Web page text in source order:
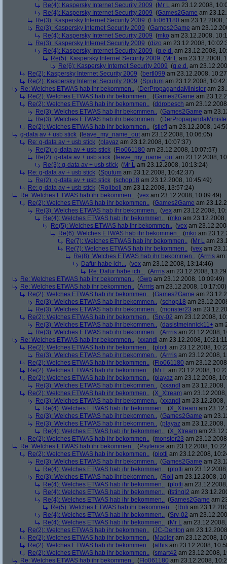
Re(4): Kaspersky Internet Security 2009 (Mr L am 23.12.2008,
Re(4): Kaspersky Internet Security 2009 (Games2Game am
Re(3): Kaspersky Internet Security 2009 (Flo061180 am 23.12.2008,
Re(3): Kaspersky Internet Security 2009 (Games2Game am
Re(4): Kaspersky Internet Security 2009 (mko am 23.12.2008,
Re(3): Kaspersky Internet Security 2009 (dizo am 23.12.2008,
Re(4): Kaspersky Internet Security 2009 (q.e.d. am 23.12.2008,
Re(5): Kaspersky Internet Security 2009 (Mr L am 23.12.2008,
Re(6): Kaspersky Internet Security 2009 (q.e.d. am
Re(2): Kaspersky Internet Security 2009 (bertl099 am 23.12.2008,
Re(2): Kaspersky Internet Security 2009 (Sputum am 23.12.2008,
Re: Welches ETWAS hab ihr bekommen.. (DerPropagandaMinister am
Re(2): Welches ETWAS hab ihr bekommen.. (Games2Game am
Re(2): Welches ETWAS hab ihr bekommen.. (ddrobesch am
Re(3): Welches ETWAS hab ihr bekommen.. (Games2Game am
Re(3): Welches ETWAS hab ihr bekommen.. (
Re(2): Welches ETWAS hab ihr bekommen.. (stiefl am 23.12.2008,
g-data av + usb stick ( leave_my_name_out am 23.12.2008, 10:06:05)
Re: g-data av + usb stick (playaz am 23.12.2008, 10:07:37)
Re(2): g-data av + usb stick (Flo061180 am 23.12.2008, 10:07:57)
Re(2): g-data av + usb stick ( leave_my_name_out am 23.12.2008,
Re(3): g-data av + usb stick (Mr L am 23.12.2008, 10:13:24)
Re: g-data av + usb stick (Sputum am 23.12.2008, 10:42:37)
Re(2): g-data av + usb stick (schop18 am 23.12.2008, 10:45:49)
Re: g-data av + usb stick (Roliboli am 23.12.2008, 13:57:24)
Re: Welches ETWAS hab ihr bekommen.. (vex am 23.12.2008, 10:09:49)
Re(2): Welches ETWAS hab ihr bekommen.. (Games2Game am
Re(3): Welches ETWAS hab ihr bekommen.. (vex am 23.12.2008,
Re(4): Welches ETWAS hab ihr bekommen.. (mko am
Re(5): Welches ETWAS hab ihr bekommen.. (vex am
Re(6): Welches ETWAS hab ihr bekommen.. (mko am
Re(7): Welches ETWAS hab ihr bekommen.. (Mr L am
Re(7): Welches ETWAS hab ihr bekommen.. (vex am
Re(8): Welches ETWAS hab ihr bekommen.. (Arrris am
Dafür habe ich... (vex am 23.12.2008, 13:14:46)
Re: Dafür habe ich... (Arrris am 23.12.2008,
Re: Welches ETWAS hab ihr bekommen.. (Gwp am 23.12.2008, 10:09:49)
Re: Welches ETWAS hab ihr bekommen.. (Arrris am 23.12.2008, 10:17:00)
Re(2): Welches ETWAS hab ihr bekommen.. (Games2Game am
Re(3): Welches ETWAS hab ihr bekommen.. (schop18 am
Re(3): Welches ETWAS hab ihr bekommen.. (monster23 am
Re(2): Welches ETWAS hab ihr bekommen.. (Srv-02 am 23.12.2008,
Re(3): Welches ETWAS hab ihr bekommen.. (dasistmeinnick11+ am
Re(3): Welches ETWAS hab ihr bekommen.. (Arrris am 23.12.2008,
Re: Welches ETWAS hab ihr bekommen.. (xxandl am 23.12.2008,
Re(2): Welches ETWAS hab ihr bekommen.. (plotti am 23.12.2008,
Re(3): Welches ETWAS hab ihr bekommen.. (Arrris am 23.12.2008,
Re(2): Welches ETWAS hab ihr bekommen.. (Flo061180 am
Re(2): Welches ETWAS hab ihr bekommen.. (Mr L am 23.12.2008,
Re(2): Welches ETWAS hab ihr bekommen.. (playaz am 23.12.2008,
Re(3): Welches ETWAS hab ihr bekommen.. (xxandl am 23.12.2008,
Re(2): Welches ETWAS hab ihr bekommen.. (X_Xtream am
Re(3): Welches ETWAS hab ihr bekommen.. (xxandl am 23.12.2008,
Re(4): Welches ETWAS hab ihr bekommen.. (X_Xtream am
Re(3): Welches ETWAS hab ihr bekommen.. (Games2Game am
Re(3): Welches ETWAS hab ihr bekommen.. (playaz am 23.12.2008,
Re(4): Welches ETWAS hab ihr bekommen.. (X_Xtream am
Re(2): Welches ETWAS hab ihr bekommen.. (monster23 am
Re: Welches ETWAS hab ihr bekommen.. (Psylence am 23.12.2008,
Re(2): Welches ETWAS hab ihr bekommen.. (plotti am 23.12.2008,
Re(3): Welches ETWAS hab ihr bekommen.. (Games2Game am
Re(4): Welches ETWAS hab ihr bekommen.. (plotti am
Re(3): Welches ETWAS hab ihr bekommen.. (Roli am 23.12.2008,
Re(4): Welches ETWAS hab ihr bekommen.. (plotti am
Re(4): Welches ETWAS hab ihr bekommen.. (fstingl2 am
Re(4): Welches ETWAS hab ihr bekommen.. (Games2Game am
Re(5): Welches ETWAS hab ihr bekommen.. (Roli am
Re(4): Welches ETWAS hab ihr bekommen.. (Srv-02 am
Re(4): Welches ETWAS hab ihr bekommen.. (Mr L am
Re(2): Welches ETWAS hab ihr bekommen.. (JC-Denton am
Re(2): Welches ETWAS hab ihr bekommen.. (Madler am 23.12.2008,
Re(2): Welches ETWAS hab ihr bekommen.. (athis am 23.12.2008,
Re(2): Welches ETWAS hab ihr bekommen.. (smart42 am 23.12.2008,
Re: Welches ETWAS hab ihr bekommen.. (Flo061180 am 23.12.2008,